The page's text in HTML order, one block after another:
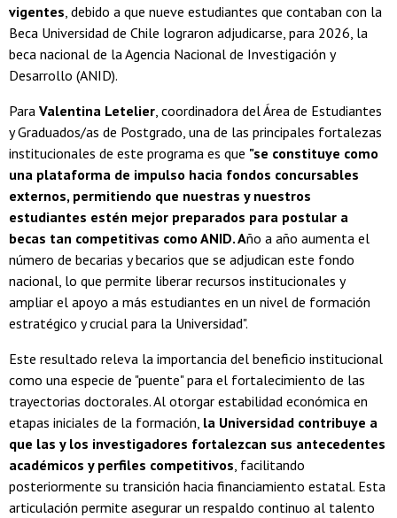
vigentes , debido a que nueve estudiantes que contaban con la
Beca Universidad de Chile lograron adjudicarse, para 2026, la
beca nacional de la Agencia Nacional de Investigación y
Desarrollo (ANID).
Para Valentina Letelier , coordinadora del Área de Estudiantes
y Graduados/as de Postgrado, una de las principales fortalezas
institucionales de este programa es que "se constituye como
una plataforma de impulso hacia fondos concursables
externos, permitiendo que nuestras y nuestros
estudiantes estén mejor preparados para postular a
becas tan competitivas como ANID. Año a año aumenta el
número de becarias y becarios que se adjudican este fondo
nacional, lo que permite liberar recursos institucionales y
ampliar el apoyo a más estudiantes en un nivel de formación
estratégico y crucial para la Universidad".
Este resultado releva la importancia del beneficio institucional
como una especie de "puente" para el fortalecimiento de las
trayectorias doctorales. Al otorgar estabilidad económica en
etapas iniciales de la formación, la Universidad contribuye a
que las y los investigadores fortalezcan sus antecedentes
académicos y perfiles competitivos , facilitando
posteriormente su transición hacia financiamiento estatal. Esta
articulación permite asegurar un respaldo continuo al talento